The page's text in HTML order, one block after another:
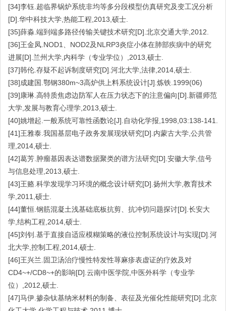
[34]李钰.超临界锅炉系统非均等多分段模型仿真研究及变工况分析
[D].华中科技大学,热能工程,2013,硕士.
[35]薛淼.端到端多路径传输关键技术研究[D].北京交通大学,2012.
[36]王金凤.NOD1、NOD2及NLRP3炎症小体在肺部疾病中的研究
进展[D].兰州大学,内科学（专业学位）,2013,硕士.
[37]韩伦.存疑不起诉制度研究[D].河北大学,法律,2014,硕士.
[38]成建国.鄂钢380m~3高炉供上料系统设计[J].炼铁.1999(06)
[39]康琳.高特质焦虑边防军人在压力状态下的注意偏向[D].新疆师范
大学,发展与教育心理学,2013,硕士.
[40]姚增起.一般系统可靠性函数论[J].自动化学报,1998,03:138-141.
[41]王雅泰.我国基层电子政务发展现状研究[D].内蒙古大学,公共管
理,2014,硕士.
[42]葛芳.肿瘤基因表达谱数据聚类的谱方法研究[D].安徽大学,信号
与信息处理,2013,硕士.
[43]王赂.科学发现学习环境的概念设计研究[D].扬州大学,教育技术
学,2011,硕士.
[44]董恒.钢筋混凝土浅基础底板抗剪、抗冲切问题探讨[D].长安大
学,结构工程,2014,硕士.
[45]刘钊.基于直接自适应模糊策略的液位控制系统设计与实现[D].河
北大学,控制工程,2014,硕士.
[46]王兴兰.固卫汤治疗慢性特发性荨麻疹表虚证的疗效及对
CD4~+/CD8~+的影响[D].云南中医学院,中医外科学（专业学
位）,2012,硕士.
[47]马伊.掺杂钛基纳米材料的制备、表征及光催化性能研究[D].北京